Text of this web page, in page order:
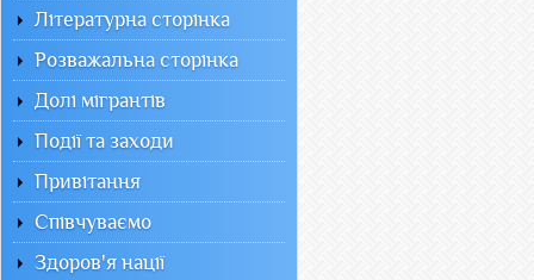
Літературна сторінка
Розважальна сторінка
Долі мігрантів
Події та заходи
Привітання
Співчуваємо
Здоров'я нації